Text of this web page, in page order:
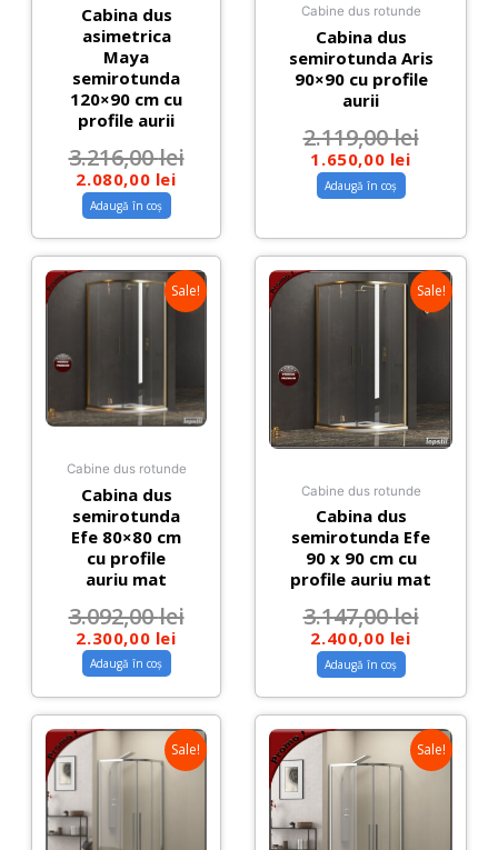
Cabina dus
asimetrica
Maya
semirotunda
120×90 cm cu
profile aurii
3.216,00lei
2.080,00 lei
Adaugă în coș
Cabine dus rotunde
Cabina dus
semirotunda Aris
90×90 cu profile
aurii
2.119,00lei
1.650,00 lei
Adaugă în coș
Sale!
Cabine dus rotunde
Cabina dus
semirotunda
Efe 80×80 cm
cu profile
auriu mat
3.092,00lei
2.300,00 lei
Adaugă în coș
Sale!
Cabine dus rotunde
Cabina dus
semirotunda Efe
90 x 90 cm cu
profile auriu mat
3.147,00lei
2.400,00 lei
Adaugă în coș
Sale! Sale!